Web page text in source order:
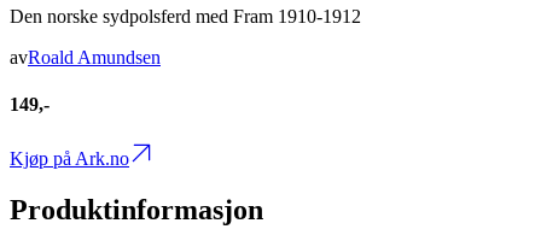
Den norske sydpolsferd med Fram 1910-1912
avRoald Amundsen
149,-
Kjøp på Ark.no
Produktinformasjon